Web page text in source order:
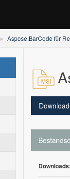
Aspose.BarCode für
Downloads: